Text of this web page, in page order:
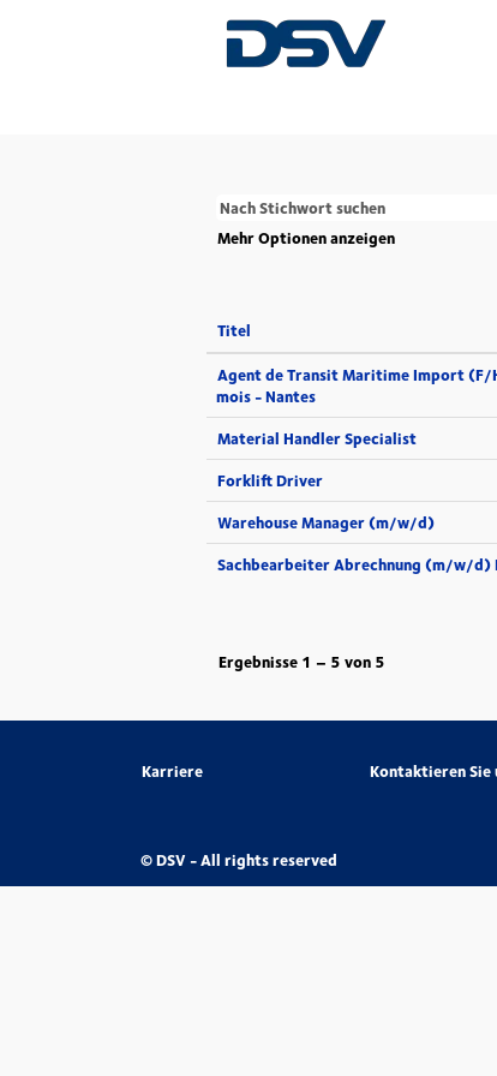
Startseite |bei DSV(aktuelle
Seite)
Mehr Optionen anzeigen
Titel
Agent de Transit Maritime Import (F/
mois - Nantes
Material Handler Specialist
Forklift Driver
Warehouse Manager (m/w/d)
Sachbearbeiter Abrechnung (m/w/d)
Ergebnisse 1 – 5 von 5
Karriere Kontaktieren Sie
© DSV - All rights reserved